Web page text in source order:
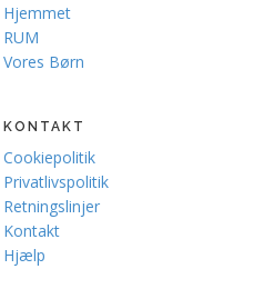
Hjemmet
RUM
Vores Børn
KONTAKT
Cookiepolitik
Privatlivspolitik
Retningslinjer
Kontakt
Hjælp